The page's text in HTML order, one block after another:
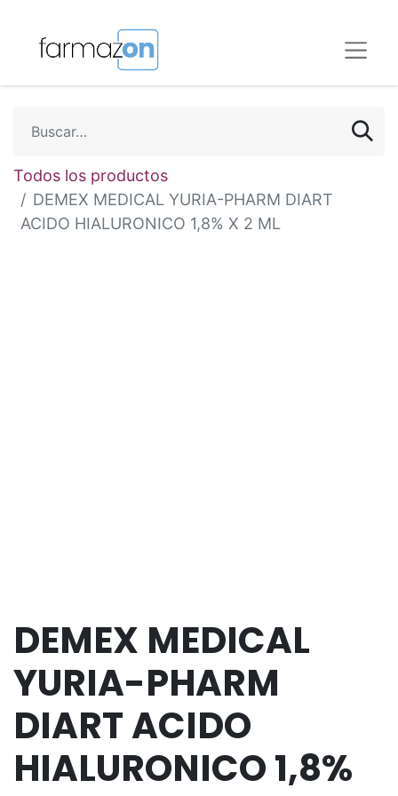
Todos los productos
DEMEX MEDICAL YURIA-PHARM DIART
ACIDO HIALURONICO 1,8% X 2 ML
DEMEX MEDICAL
YURIA-PHARM
DIART ACIDO
HIALURONICO 1,8%